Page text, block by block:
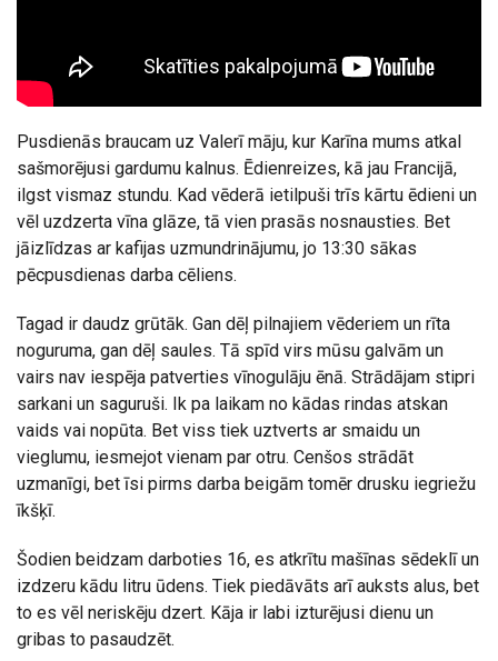
Pusdienās braucam uz Valerī māju, kur Karīna mums atkal
sašmorējusi gardumu kalnus. Ēdienreizes, kā jau Francijā,
ilgst vismaz stundu. Kad vēderā ietilpuši trīs kārtu ēdieni un
vēl uzdzerta vīna glāze, tā vien prasās nosnausties. Bet
jāizlīdzas ar kafijas uzmundrinājumu, jo 13:30 sākas
pēcpusdienas darba cēliens.
Tagad ir daudz grūtāk. Gan dēļ pilnajiem vēderiem un rīta
noguruma, gan dēļ saules. Tā spīd virs mūsu galvām un
vairs nav iespēja patverties vīnogulāju ēnā. Strādājam stipri
sarkani un saguruši. Ik pa laikam no kādas rindas atskan
vaids vai nopūta. Bet viss tiek uztverts ar smaidu un
vieglumu, iesmejot vienam par otru. Cenšos strādāt
uzmanīgi, bet īsi pirms darba beigām tomēr drusku iegriežu
īkšķī.
Šodien beidzam darboties 16, es atkrītu mašīnas sēdeklī un
izdzeru kādu litru ūdens. Tiek piedāvāts arī auksts alus, bet
to es vēl neriskēju dzert. Kāja ir labi izturējusi dienu un
gribas to pasaudzēt.